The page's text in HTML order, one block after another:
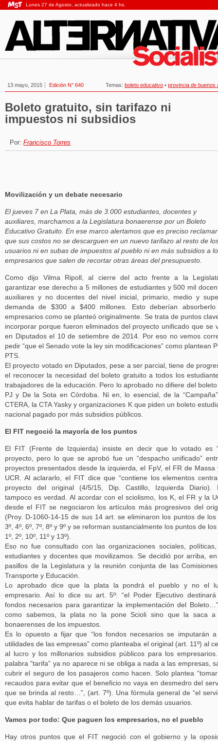
Lunes 27 de Agosto, actualizado hace 4 hs.
13 mayo, 2015 Edición N° 640 Temas: boleto educativo • provincia de buenos
Boleto gratuito, sin tarifazo ni
impuestos ni subsidios
Por: Francisco Torres
Movilización y un debate necesario
El jueves 7 en La Plata, más de 3.000 estudiantes, docentes y
auxiliares, marchamos a la Legislatura bonaerense por un Boleto
Educativo Gratuito. En ese marco alertamos que es preciso reclamar
que sus costos no se descarguen en un nuevo tarifazo al resto de
usuarios ni en subas de impuestos al pueblo ni en más subsidios a
empresarios que salen de recortar otras áreas del presupuesto.
Como dijo Vilma Ripoll, al cierre del acto frente a la
garantizar ese derecho a 5 millones de estudiantes y 500 mil
auxiliares y no docentes del nivel inicial, primario, medio y
demanda de $300 a $400 millones. Esto deberían absorberlo
empresarios como se planteó originalmente. Se trata de puntos
incorporar porque fueron eliminados del proyecto unificado que se
en Diputados el 10 de setiembre de 2014. Por eso no vemos
pedir “que el Senado vote la ley sin modificaciones” como plantean
PTS.
El proyecto votado en Diputados, pese a ser parcial, tiene de
el reconocer la necesidad del boleto gratuito a todos los
trabajadores de la educación. Pero lo aprobado no difiere del
PJ y De la Sota en Córdoba. Ni en, lo esencial, de la
CTERA, la CTA Yasky y organizaciones K que piden un boleto
nacional pagado por más subsidios públicos.
El FIT negoció la mayoría de los puntos
El FIT (Frente de Izquierda) insiste en decir que lo votado es
proyecto, pero lo que se aprobó fue un “despacho unificado”
proyectos presentados desde la izquierda, el FpV, el FR de Massa
UCR. Al aclararlo, el FIT dice que “contiene los elementos
proyecto del original (4/5/15, Dip. Castillo, Izquierda Diario).
tampoco es verdad. Al acordar con el sciolismo, los K, el FR y la
desde el FIT se negociaron los artículos más progresivos del
(Proy. D-1060-14-15 de sus 14 art. se eliminaron los puntos de los
3º, 4º, 6º, 7º, 8º y 9º y se reforman sustancialmente los puntos de
1º, 2º, 10º, 11º y 13º).
Eso no fue consultado con las organizaciones sociales,
estudiantes y docentes que movilizamos. Se decidió por arriba,
pasillos de la Legislatura y la reunión conjunta de las
Transporte y Educación.
Lo aprobado dice que la plata la pondrá el pueblo y no el
empresario. Así lo dice su art. 5º: “el Poder Ejecutivo
fondos necesarios para garantizar la implementación del
como sabemos, la plata no la pone Scioli sino que la saca a
bonaerenses de los impuestos.
Es lo opuesto a fijar que “los fondos necesarios se imputarán
utilidades de las empresas” como planteaba el original (art. 11º) al
al lucro y los millonarios subsidios públicos para los
palabra “tarifa” ya no aparece ni se obliga a nada a las empresas,
cubrir el seguro de los pasajeros como hacen. Solo plantea
recaudos para evitar que el beneficio no vaya en desmedro del
que se brinda al resto…”, (art. 7º). Una fórmula general de “el
que evita hablar de tarifas o el boleto de los demás usuarios.
Vamos por todo: Que paguen los empresarios, no el pueblo
Hay otros puntos que el FIT negoció con el gobierno y la